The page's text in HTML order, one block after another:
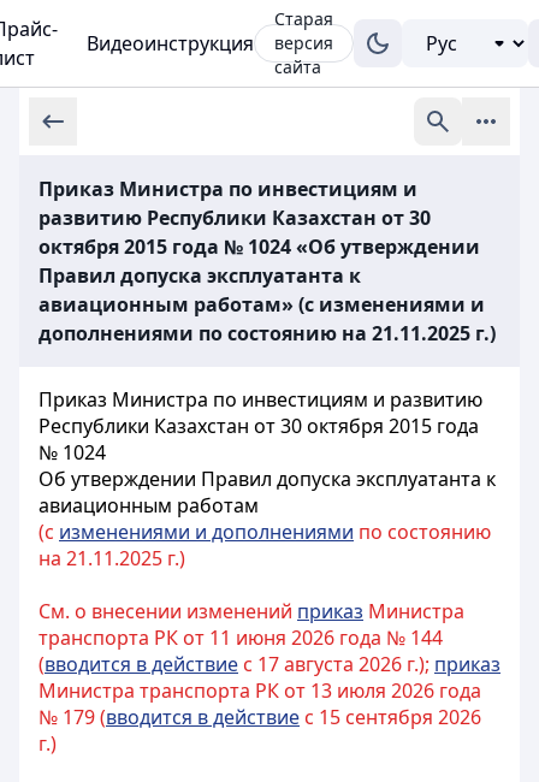
Видеоинструкция
Старая
версия
сайта
Приказ Министра по инвестициям и
развитию Республики Казахстан от 30
октября 2015 года № 1024 «Об утверждении
Правил допуска эксплуатанта к
авиационным работам» (с изменениями и
дополнениями по состоянию на 21.11.2025 г.)
Приказ Министра по инвестициям и развитию
Республики Казахстан от 30 октября 2015 года
№ 1024
Об утверждении Правил допуска эксплуатанта к
авиационным работам
(с изменениями и дополнениями по состоянию
на 21.11.2025 г.)
См. о внесении изменений приказ Министра
транспорта РК от 11 июня 2026 года № 144
(вводится в действие с 17 августа 2026 г.); приказ
Министра транспорта РК от 13 июля 2026 года
№ 179 (вводится в действие с 15 сентября 2026
г.)